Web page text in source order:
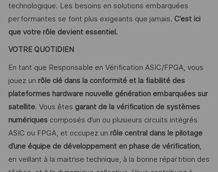
technologique. Les besoins en solutions embarquées
performantes se font plus exigeants que jamais. C’est ici
que votre rôle devient essentiel.
VOTRE QUOTIDIEN
En tant que Responsable en Vérification ASIC/FPGA, vous
jouez un rôle clé dans la conformité et la fiabilité des
plateformes hardware nouvelle génération embarquées sur
satellite. Vous êtes garant de la vérification de systèmes
numériquescomposés d’un ou plusieurs circuits intégrés
ASIC ou FPGA, et occupez un rôle central dans le pilotage
d’une équipe de développement en phase de vérification,
en veillant à la maitrise technique, à la bonne répartition des